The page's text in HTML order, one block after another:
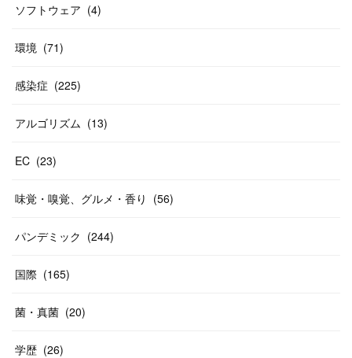
ソフトウェア (4)
環境 (71)
感染症 (225)
アルゴリズム (13)
EC (23)
味覚・嗅覚、グルメ・香り (56)
パンデミック (244)
国際 (165)
菌・真菌 (20)
学歴 (26)